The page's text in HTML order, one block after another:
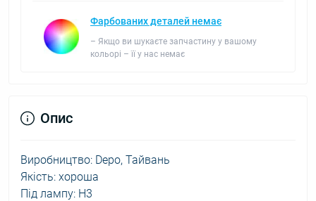
Фарбованих деталей немає
– Якщо ви шукаєте запчастину у вашому
кольорі – її у нас немає
Опис
Виробництво: Depo, Тайвань
Якість: хороша
Під лампу: H3